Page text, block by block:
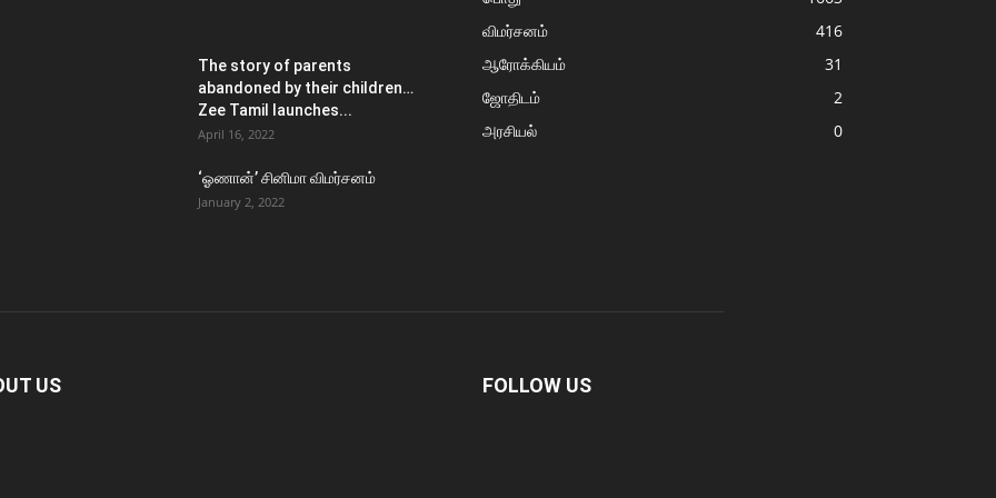
The story of parents
abandoned by their children…
Zee Tamil launches...
April 16, 2022
‘ஓணான்’ சினிமா விமர்சனம்
January 2, 2022
விமர்சனம்
416
ஆரோக்கியம்
31
ஜோதிடம்
2
அரசியல்
0
US FOLLOW US